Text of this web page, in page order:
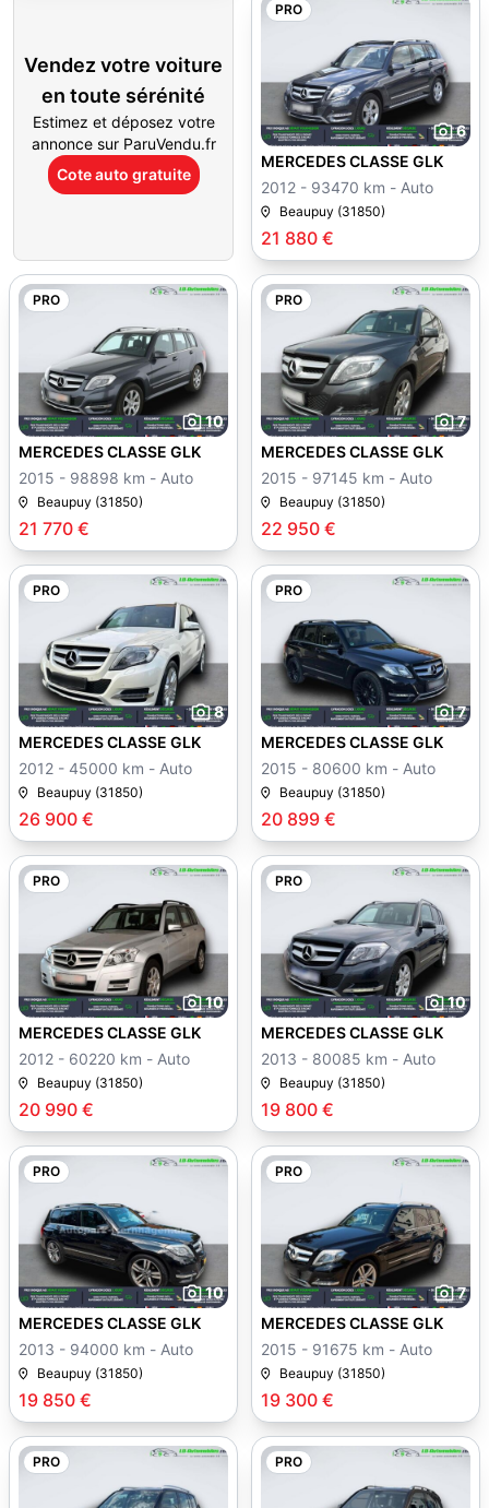
Vendez votre voiture
en toute sérénité
Estimez et déposez votre
annonce sur ParuVendu.fr
Cote auto gratuite
PRO
6
21 880 €
MERCEDES CLASSE GLK
2012 - 93470 km - Auto
Beaupuy (31850)
PRO
10
21 770 €
MERCEDES CLASSE GLK
2015 - 98898 km - Auto
Beaupuy (31850)
PRO
7
22 950 €
MERCEDES CLASSE GLK
2015 - 97145 km - Auto
Beaupuy (31850)
PRO
8
26 900 €
MERCEDES CLASSE GLK
2012 - 45000 km - Auto
Beaupuy (31850)
PRO
7
20 899 €
MERCEDES CLASSE GLK
2015 - 80600 km - Auto
Beaupuy (31850)
PRO
10
20 990 €
MERCEDES CLASSE GLK
2012 - 60220 km - Auto
Beaupuy (31850)
PRO
10
19 800 €
MERCEDES CLASSE GLK
2013 - 80085 km - Auto
Beaupuy (31850)
PRO
10
19 850 €
MERCEDES CLASSE GLK
2013 - 94000 km - Auto
Beaupuy (31850)
PRO
7
19 300 €
MERCEDES CLASSE GLK
2015 - 91675 km - Auto
Beaupuy (31850)
PRO PRO